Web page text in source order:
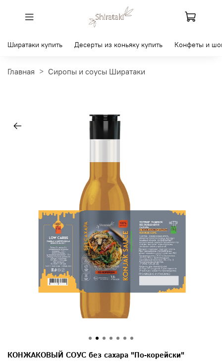
Ширатаки купить Десерты из коньяку купить Конфеты и
Главная Сиропы и соусы Ширатаки
КОНЖАКОВЫЙ СОУС без сахара "По-корейски"